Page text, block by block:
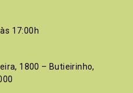
17:00h
1800 – Butieirinho,